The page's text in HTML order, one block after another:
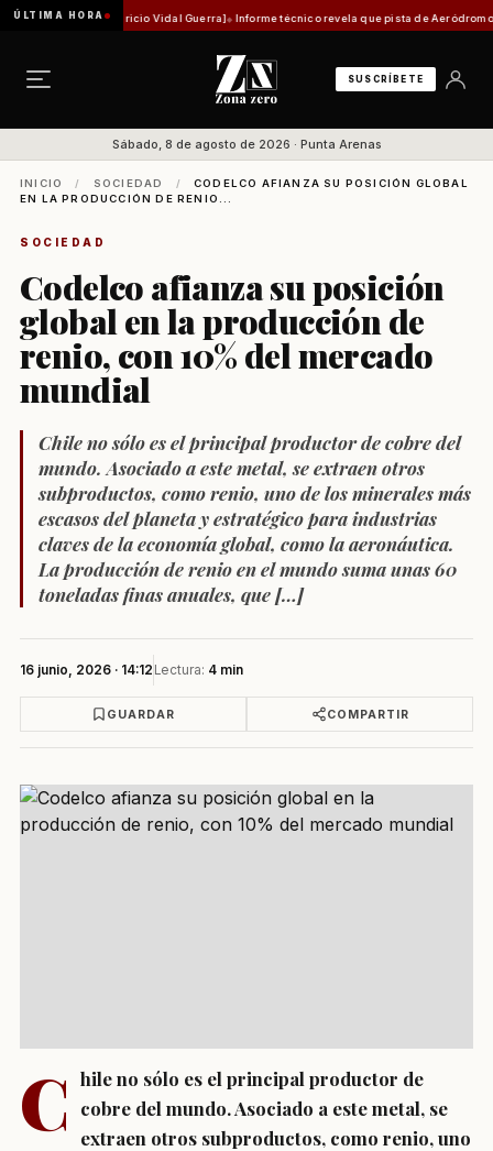
ÚLTIMA HORA
[Por Mauricio Vidal Guerra] Informe técnico revela que pista de Aeródromo de
SUSCRÍBETE
Sábado, 8 de agosto de 2026 · Punta Arenas
INICIO / SOCIEDAD /
CODELCO AFIANZA SU POSICIÓN GLOBAL
EN LA PRODUCCIÓN DE RENIO...
SOCIEDAD
Codelco afianza su posición
global en la producción de
renio, con 10% del mercado
mundial
Chile no sólo es el principal productor de cobre del
mundo. Asociado a este metal, se extraen otros
subproductos, como renio, uno de los minerales más
escasos del planeta y estratégico para industrias
claves de la economía global, como la aeronáutica.
La producción de renio en el mundo suma unas 60
toneladas finas anuales, que […]
16 junio, 2026 · 14:12 Lectura: 4 min
GUARDAR COMPARTIR
C hile no sólo es el principal productor de
cobre del mundo. Asociado a este metal, se
extraen otros subproductos, como renio, uno